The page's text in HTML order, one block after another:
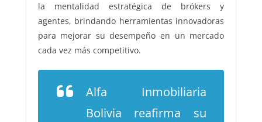
la mentalidad estratégica de brókers y
agentes, brindando herramientas innovadoras
para mejorar su desempeño en un mercado
cada vez más competitivo.
Alfa Inmobiliaria
Bolivia reafirma su